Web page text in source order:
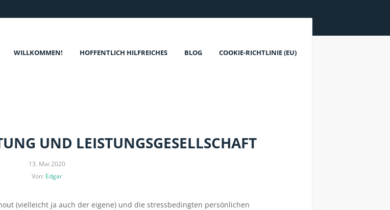
WILLKOMMEN! HOFFENTLICH HILFREICHES BLOG COOKIE-RICHTLINIE (EU)
UND LEISTUNGSGESELLSCHAFT
13. Mai 2020
Von: Edgar
(vielleicht ja auch der eigene) und die stressbedingten persönlichen